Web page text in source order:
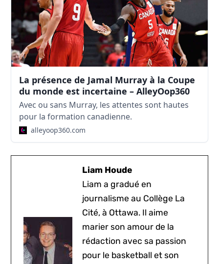
La présence de Jamal Murray à la Coupe
du monde est incertaine – AlleyOop360
Avec ou sans Murray, les attentes sont hautes
pour la formation canadienne.
alleyoop360.com
Liam Houde
Liam a gradué en
journalisme au Collège La
Cité, à Ottawa. Il aime
marier son amour de la
rédaction avec sa passion
pour le basketball et son